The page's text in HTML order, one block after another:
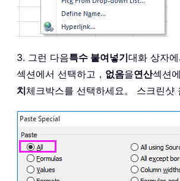
3. 그런 다음특수 붙여넣기대화 상자에
섹션에서 선택하고， 없음을연산섹션
치체크박스를 선택하세요。 스크린샷